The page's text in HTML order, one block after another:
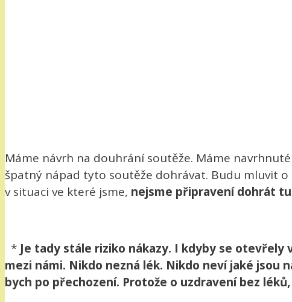
Máme návrh na douhrání soutěže. Máme
špatný nápad tyto soutěže dohrávat. Budu mluvit o
v situaci ve které jsme, nejsme připravení dohrát
* Je tady stále riziko nákazy. I kdyby se
mezi námi. Nikdo nezná lék. Nikdo neví jaké jsou
bych po přechození. Protože o uzdravení bez